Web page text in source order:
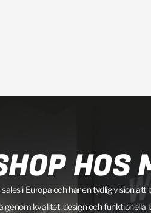
HOS
i Europa och har en tydlig vision att
genom kvalitet, design och funktionella